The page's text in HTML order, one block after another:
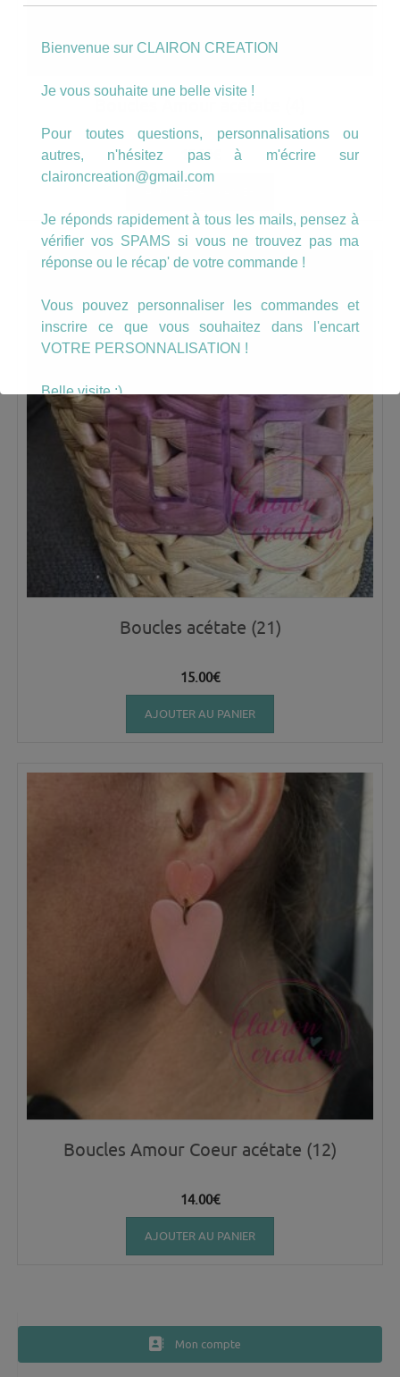
15.00
Boucles acétate (21)
15.00€
AJOUTER AU PANIER
Boucles Amour Coeur acétate (12)
14.00€
AJOUTER AU PANIER
Mon compte
Bienvenue sur CLAIRON CREATION
Je vous souhaite une belle visite !
Pour toutes questions, personnalisations ou
autres, n'hésitez pas à m'écrire sur
claironcreation@gmail.com
Je réponds rapidement à tous les mails, pensez à
vérifier vos SPAMS si vous ne trouvez pas ma
réponse ou le récap' de votre commande !
Vous pouvez personnaliser les commandes et
inscrire ce que vous souhaitez dans l'encart
VOTRE PERSONNALISATION !
Belle visite :)